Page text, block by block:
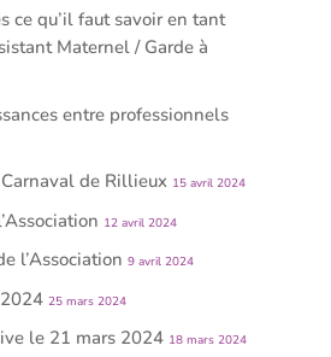
ce qu’il faut savoir en tant
Maternel / Garde à
entre professionnels
Carnaval de Rillieux 15 avril 2024
12 avril 2024
l’Association 9 avril 2024
25 mars 2024
le 21 mars 2024 18 mars 2024